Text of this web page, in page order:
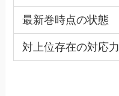
最新巻時点の状態
対上位存在の対応力